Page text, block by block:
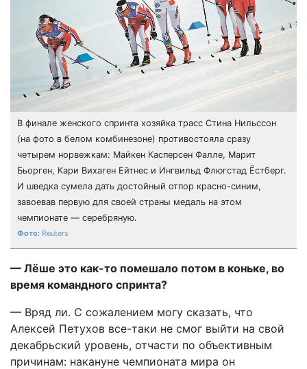
В финале женского спринта хозяйка трасс Стина Нильссон
(на фото в белом комбинезоне) противостояла сразу
четырем норвежкам: Майкен Касперсен Фалле, Марит
Бьорген, Кари Вихаген Ейтнес и Ингвильд Флюгстад Ёстберг.
И шведка сумела дать достойный отпор красно-синим,
завоевав первую для своей страны медаль на этом
чемпионате — серебряную.
Reuters
— Лёше это как-то помешало потом в коньке, во
время командного спринта?
— Вряд ли. С сожалением могу сказать, что
Алексей Петухов все-таки не смог выйти на свой
декабрьский уровень, отчасти по объективным
причинам: накануне чемпионата мира он